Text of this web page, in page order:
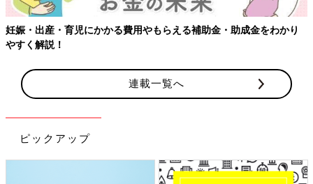
妊娠・出産・育児にかかる費用やもらえる補助金・助成金をわかり
やすく解説！
連載一覧へ
ピックアップ